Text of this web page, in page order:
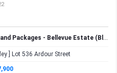
- Bellevue Estate (Bluedog Property Group)
] Lot 536 Ardour Street